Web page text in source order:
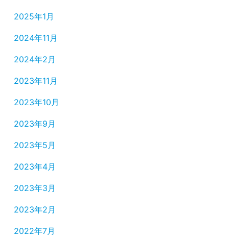
2025年1月
2024年11月
2024年2月
2023年11月
2023年10月
2023年9月
2023年5月
2023年4月
2023年3月
2023年2月
2022年7月